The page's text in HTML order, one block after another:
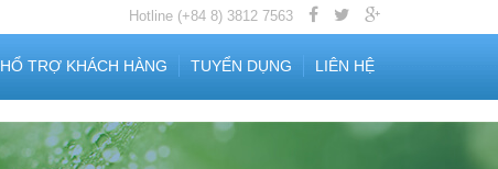
Hotline (+84 8) 3812 7563
HỔ TRỢ KHÁCH HÀNG TUYỂN DỤNG LIÊN HỆ